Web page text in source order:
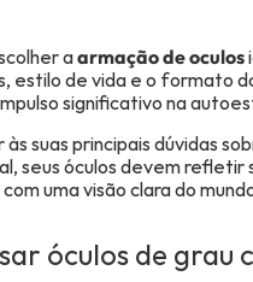
aarmação de oculos
estilo de vida e o formato
significativo na
suas principais dúvidas
seus óculos devem
uma visão clara do
óculos de